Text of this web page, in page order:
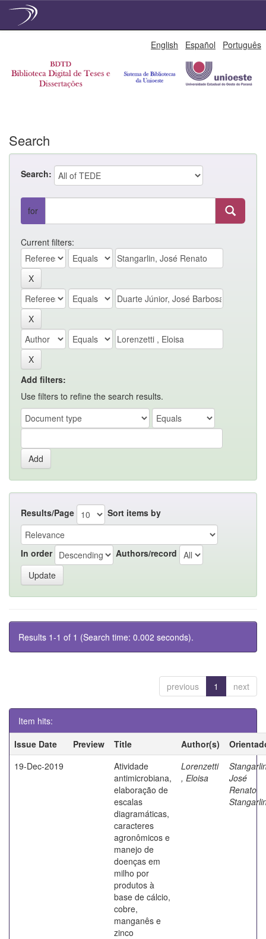
English Español Português
Search
Search:
for
Current filters:
Add filters:
Use filters to refine the search results.
Results/Page Sort items by
In order Authors/record
Results 1-1 of 1 (Search time: 0.002 seconds).
previous 1 next
Item hits:
Issue Date
Preview Title Author(s)
19-Dec-2019
Atividade
antimicrobiana,
elaboração de
escalas
diagramáticas,
caracteres
agronômicos e
manejo de
doenças em
milho por
produtos à
base de cálcio,
cobre,
manganês e
zinco
Lorenzetti
, Eloisa
José
Renato